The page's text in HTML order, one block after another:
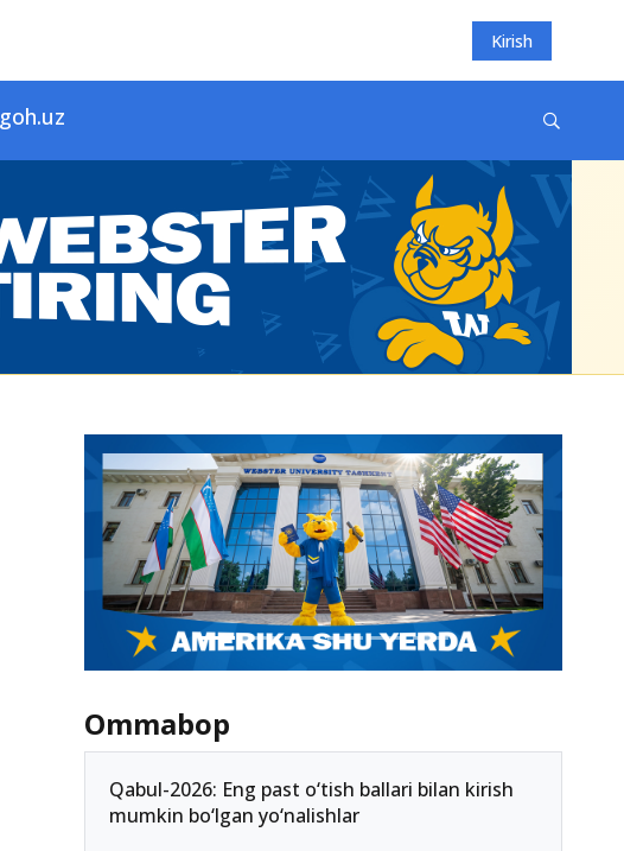
Kirish
Ommabop
Qabul-2026: Eng past o‘tish ballari bilan kirish
mumkin bo‘lgan yo‘nalishlar